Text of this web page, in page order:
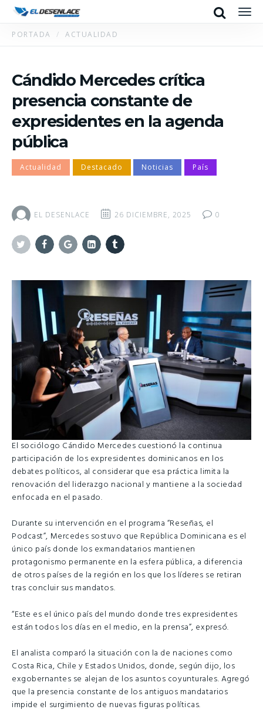
Search
PORTADA ACTUALIDAD
Cándido Mercedes crítica
presencia constante de
expresidentes en la agenda
pública
Actualidad Destacado Noticias País
EL DESENLACE 26 DICIEMBRE, 2025 0
El sociólogo Cándido Mercedes cuestionó la continua
participación de los expresidentes dominicanos en los
debates políticos, al considerar que esa práctica limita la
renovación del liderazgo nacional y mantiene a la sociedad
enfocada en el pasado.
Durante su intervención en el programa “Reseñas, el
Podcast”, Mercedes sostuvo que República Dominicana es el
único país donde los exmandatarios mantienen
protagonismo permanente en la esfera pública, a diferencia
de otros países de la región en los que los líderes se retiran
tras concluir sus mandatos.
“Este es el único país del mundo donde tres expresidentes
están todos los días en el medio, en la prensa”, expresó.
El analista comparó la situación con la de naciones como
Costa Rica, Chile y Estados Unidos, donde, según dijo, los
exgobernantes se alejan de los asuntos coyunturales. Agregó
que la presencia constante de los antiguos mandatarios
impide el surgimiento de nuevas figuras políticas.